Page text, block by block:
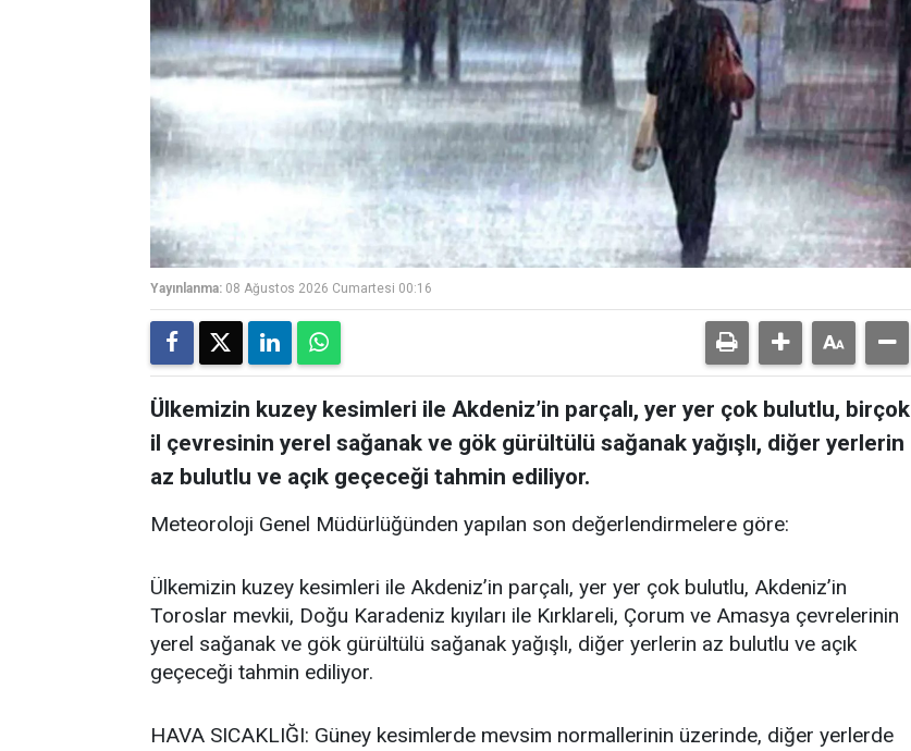
Yayınlanma: 08 Ağustos 2026 Cumartesi 00:16
Ülkemizin kuzey kesimleri ile Akdeniz’in parçalı, yer yer çok bulutlu, birçok
il çevresinin yerel sağanak ve gök gürültülü sağanak yağışlı, diğer yerlerin
az bulutlu ve açık geçeceği tahmin ediliyor.
Meteoroloji Genel Müdürlüğünden yapılan son değerlendirmelere göre:
Ülkemizin kuzey kesimleri ile Akdeniz’in parçalı, yer yer çok bulutlu, Akdeniz’in
Toroslar mevkii, Doğu Karadeniz kıyıları ile Kırklareli, Çorum ve Amasya çevrelerinin
yerel sağanak ve gök gürültülü sağanak yağışlı, diğer yerlerin az bulutlu ve açık
geçeceği tahmin ediliyor.
HAVA SICAKLIĞI: Güney kesimlerde mevsim normallerinin üzerinde, diğer yerlerde